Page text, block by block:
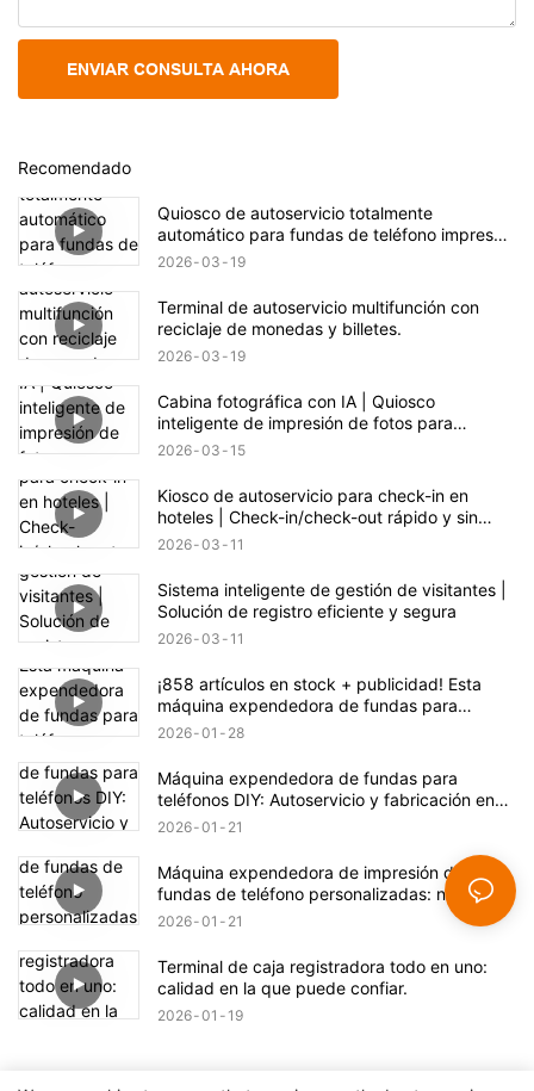
ENVIAR CONSULTA AHORA
Recomendado
Quiosco de autoservicio totalmente
automático para fundas de teléfono impresas
a medida
2026 03 19
Terminal de autoservicio multifunción con
reciclaje de monedas y billetes.
2026 03 19
Cabina fotográfica con IA | Quiosco
inteligente de impresión de fotos para
eventos y comercios
2026 03 15
Kiosco de autoservicio para check-in en
hoteles | Check-in/check-out rápido y sin
contacto
2026 03 11
Sistema inteligente de gestión de visitantes |
Solución de registro eficiente y segura
2026 03 11
¡858 artículos en stock + publicidad! Esta
máquina expendedora de fundas para
teléfono esconde una gran oportunidad de
2026 01 28
Máquina expendedora de fundas para
teléfonos DIY: Autoservicio y fabricación en
un solo clic
2026 01 21
Máquina expendedora de impresión de
fundas de teléfono personalizadas: nuevas
posibilidades de impresión
2026 01 21
Terminal de caja registradora todo en uno:
calidad en la que puede confiar.
2026 01 19